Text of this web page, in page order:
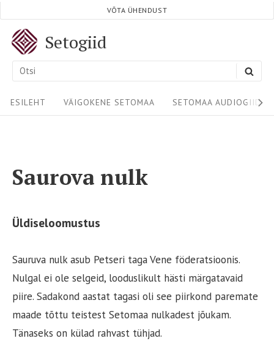
content
Setogiid
Search
VÕTA ÜHENDUST
Site
Navigation
ESILEHT VÄIGOKENE SETOMAA SETOMAA AUDIOGIIDID
Saurova nulk
Üldiseloomustus
Sauruva nulk asub Petseri taga Vene föderatsioonis.
Nulgal ei ole selgeid, looduslikult hästi märgatavaid
piire. Sadakond aastat tagasi oli see piirkond paremate
maade tõttu teistest Setomaa nulkadest jõukam.
Tänaseks on külad rahvast tühjad.